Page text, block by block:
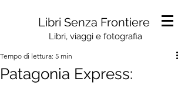
Libri Senza Frontiere
Libri, viaggi e fotografia
Patagonia Express:
Tempo di lettura: 5 min